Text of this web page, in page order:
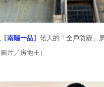
【南陽一品】偌大的「全戶防霾」
片／房地王）